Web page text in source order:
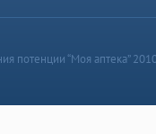
потенции “Моя аптека”